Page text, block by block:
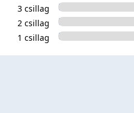
3 csillag
2 csillag
1 csillag